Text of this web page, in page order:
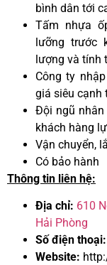
bình dân tới
Tấm nhựa
lưỡng trước
lượng và tính
Công ty
giá siêu cạnh
Đội ngũ nhân
khách hàng
Vận chuyển,
Có bảo hành
Thông tin liên hệ:
Địa chỉ: 610
Hải Phòng
Số điện thoại:
Website: